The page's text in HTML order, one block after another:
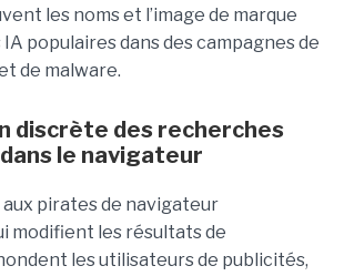
les noms et l’image de marque
populaires dans des campagnes de
de malware.
discrète des recherches
le navigateur
pirates de navigateur
modifient les résultats de
les utilisateurs de publicités,